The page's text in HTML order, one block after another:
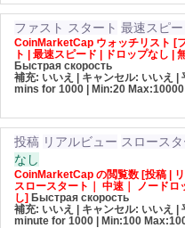
ファスト スタート 最速スピー
CoinMarketCap ウォッチリスト [
ト | 最速スピード | ドロップなし |
Быстрая скорость
補充: いいえ | キャンセル: いいえ |
mins for 1000
| Min:20 Max:10000
投稿 リアルビュー スロース
なし
CoinMarketCap の閲覧数 [投稿 | リ
スロースタート｜ 中速｜ ノードロ
し] Быстрая скорость
補充: いいえ | キャンセル: いいえ |
minute for 1000
| Min:100